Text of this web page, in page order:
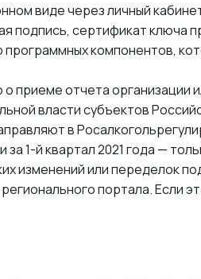
виде через личный
подпись, сертификат ключа
компонентов,
приеме отчета организации
власти субъектов
в
1-й квартал 2021 года —
изменений или переделок
портала. Если